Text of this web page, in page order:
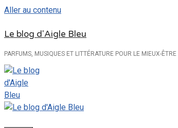
Aller au contenu
Le blog d'Aigle Bleu
PARFUMS, MUSIQUES ET LITTÉRATURE POUR LE MIEUX-ÊTRE